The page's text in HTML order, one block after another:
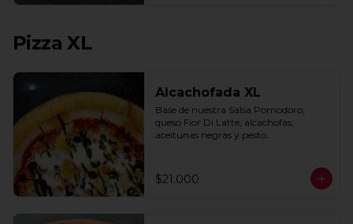
Pizza XL
Alcachofada XL
Base de nuestra Salsa Pomodoro,
queso Fior Di Latte, alcachofas,
aceitunas negras y pesto.
$21.000